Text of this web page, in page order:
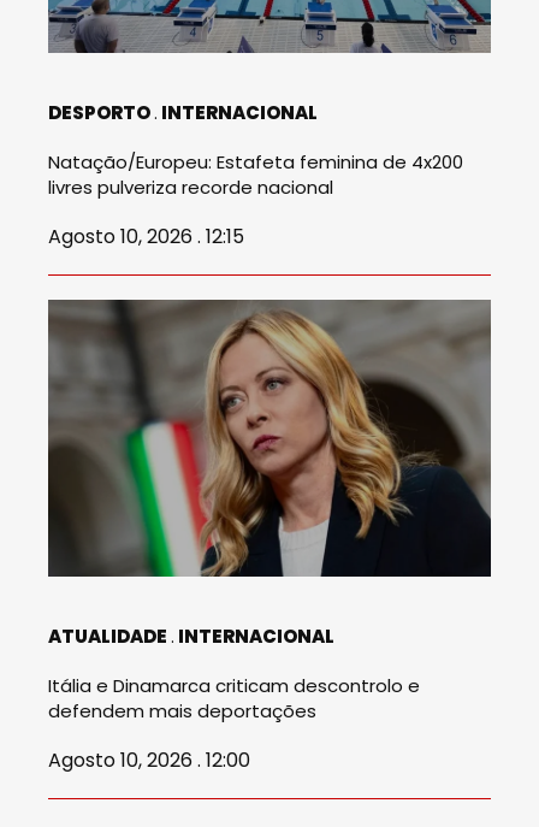
DESPORTO INTERNACIONAL
Natação/Europeu: Estafeta feminina de 4x200
livres pulveriza recorde nacional
Agosto 10, 2026 . 12:15
ATUALIDADE INTERNACIONAL
Itália e Dinamarca criticam descontrolo e
defendem mais deportações
Agosto 10, 2026 . 12:00